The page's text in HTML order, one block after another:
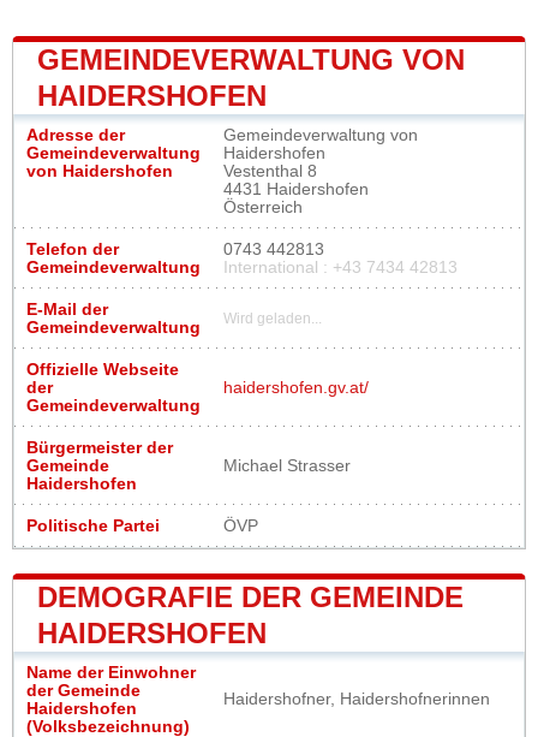
GEMEINDEVERWALTUNG VON
HAIDERSHOFEN
Adresse der
Gemeindeverwaltung
von Haidershofen
Gemeindeverwaltung von
Haidershofen
Vestenthal 8
4431 Haidershofen
Österreich
Telefon der
Gemeindeverwaltung
0743 442813
International : +43 7434 42813
E-Mail der
Gemeindeverwaltung
Wird geladen...
Offizielle Webseite
der
Gemeindeverwaltung
haidershofen.gv.at/
Bürgermeister der
Gemeinde
Haidershofen
Michael Strasser
Politische Partei ÖVP
DEMOGRAFIE DER GEMEINDE
HAIDERSHOFEN
Name der Einwohner
der Gemeinde
Haidershofen
(Volksbezeichnung)
Haidershofner, Haidershofnerinnen